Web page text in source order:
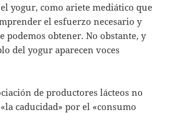
yogur, como ariete mediático que
el esfuerzo necesario y
podemos obtener. No obstante, y
del yogur aparecen voces
de productores lácteos no
caducidad» por el «consumo